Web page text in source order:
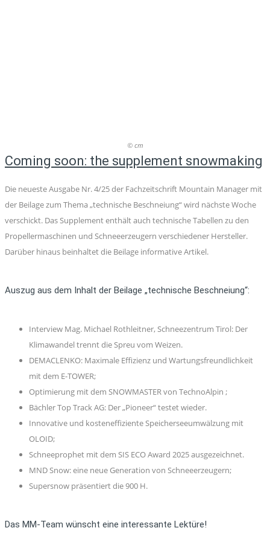
© cm
Coming soon: the supplement snowmaking
Die neueste Ausgabe Nr. 4/25 der Fachzeitschrift Mountain Manager mit
der Beilage zum Thema „technische Beschneiung“ wird nächste Woche
verschickt. Das Supplement enthält auch technische Tabellen zu den
Propellermaschinen und Schneeerzeugern verschiedener Hersteller.
Darüber hinaus beinhaltet die Beilage informative Artikel.
Auszug aus dem Inhalt der Beilage „technische Beschneiung“:
Interview Mag. Michael Rothleitner, Schneezentrum Tirol: Der
Klimawandel trennt die Spreu vom Weizen.
DEMACLENKO: Maximale Effizienz und Wartungsfreundlichkeit
mit dem E-TOWER;
Optimierung mit dem SNOWMASTER von TechnoAlpin ;
Bächler Top Track AG: Der „Pioneer“ testet wieder.
Innovative und kosteneffiziente Speicherseeumwälzung mit
OLOID;
Schneeprophet mit dem SIS ECO Award 2025 ausgezeichnet.
MND Snow: eine neue Generation von Schneeerzeugern;
Supersnow präsentiert die 900 H.
Das MM-Team wünscht eine interessante Lektüre!